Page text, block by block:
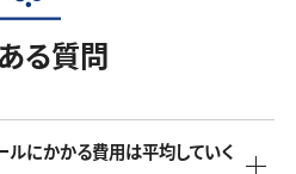
る質問
ルにかかる費用は平均していく